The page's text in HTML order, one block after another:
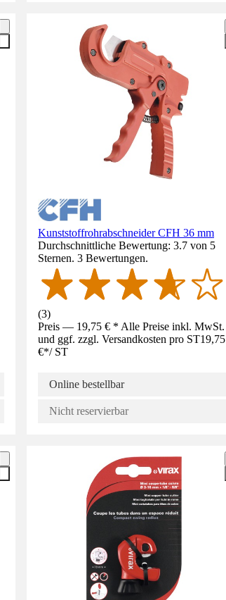
Kunststoffrohrabschneider CFH 36 mm
Durchschnittliche Bewertung: 3.7 von 5
Sternen. 3 Bewertungen.
(3)
Preis — 19,75 € * Alle Preise inkl. MwSt.
und ggf. zzgl. Versandkosten pro ST19,75
€*/ ST
Online bestellbar
Nicht reservierbar